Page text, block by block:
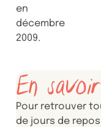
en
décembre
2009.
En
Pour retrouver
de jours de